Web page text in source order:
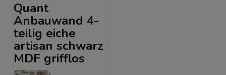
Quant
Anbauwand 4-
teilig eiche
artisan schwarz
MDF grifflos